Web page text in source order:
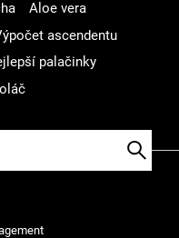
Aloe vera
ascendentu
palačinky